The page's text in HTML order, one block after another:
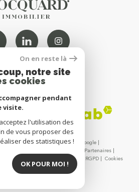
NOUS
| Traduction powered by Google |
Partenaires
IMMOBILIER
Politique RGPD Cookies
On en reste là
notre site
cookies
pendant
visite.
l'utilisation des
de vous proposer des
des statistiques !
OK POUR MOI !